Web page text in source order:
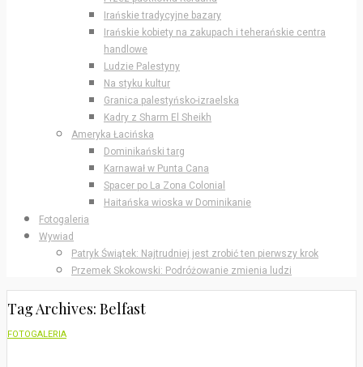
Irańskie tradycyjne bazary
Irańskie kobiety na zakupach i teherańskie centra
handlowe
Ludzie Palestyny
Na styku kultur
Granica palestyńsko-izraelska
Kadry z Sharm El Sheikh
Ameryka Łacińska
Dominikański targ
Karnawał w Punta Cana
Spacer po La Zona Colonial
Haitańska wioska w Dominikanie
Fotogaleria
Wywiad
Patryk Świątek: Najtrudniej jest zrobić ten pierwszy krok
Przemek Skokowski: Podróżowanie zmienia ludzi
Tag Archives: Belfast
FOTOGALERIA